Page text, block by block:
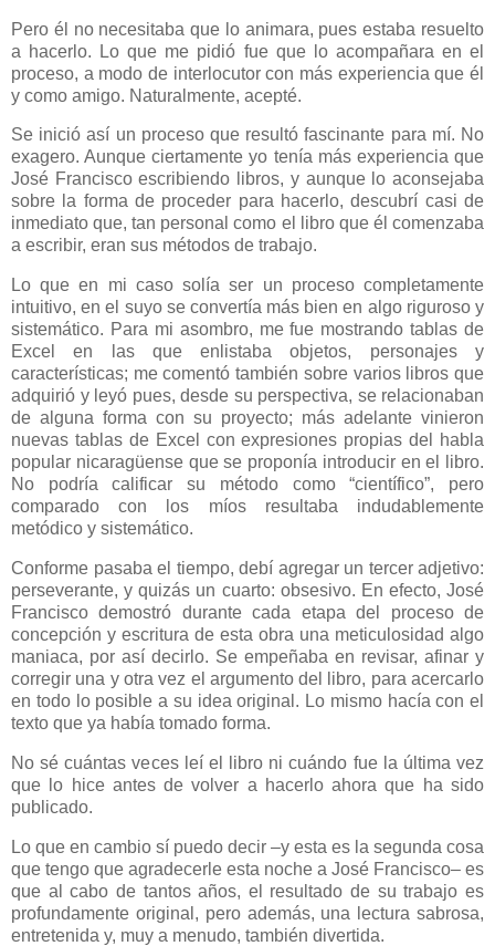
Pero él no necesitaba que lo animara, pues estaba resuelto
a hacerlo. Lo que me pidió fue que lo acompañara en el
proceso, a modo de interlocutor con más experiencia que él
y como amigo. Naturalmente, acepté.
Se inició así un proceso que resultó fascinante para mí. No
exagero. Aunque ciertamente yo tenía más experiencia que
José Francisco escribiendo libros, y aunque lo aconsejaba
sobre la forma de proceder para hacerlo, descubrí casi de
inmediato que, tan personal como el libro que él comenzaba
a escribir, eran sus métodos de trabajo.
Lo que en mi caso solía ser un proceso completamente
intuitivo, en el suyo se convertía más bien en algo riguroso y
sistemático. Para mi asombro, me fue mostrando tablas de
Excel en las que enlistaba objetos, personajes y
características; me comentó también sobre varios libros que
adquirió y leyó pues, desde su perspectiva, se relacionaban
de alguna forma con su proyecto; más adelante vinieron
nuevas tablas de Excel con expresiones propias del habla
popular nicaragüense que se proponía introducir en el libro.
No podría calificar su método como “científico”, pero
comparado con los míos resultaba indudablemente
metódico y sistemático.
Conforme pasaba el tiempo, debí agregar un tercer adjetivo:
perseverante, y quizás un cuarto: obsesivo. En efecto, José
Francisco demostró durante cada etapa del proceso de
concepción y escritura de esta obra una meticulosidad algo
maniaca, por así decirlo. Se empeñaba en revisar, afinar y
corregir una y otra vez el argumento del libro, para acercarlo
en todo lo posible a su idea original. Lo mismo hacía con el
texto que ya había tomado forma.
No sé cuántas veces leí el libro ni cuándo fue la última vez
que lo hice antes de volver a hacerlo ahora que ha sido
publicado.
Lo que en cambio sí puedo decir ‒y esta es la segunda cosa
que tengo que agradecerle esta noche a José Francisco‒ es
que al cabo de tantos años, el resultado de su trabajo es
profundamente original, pero además, una lectura sabrosa,
entretenida y, muy a menudo, también divertida.